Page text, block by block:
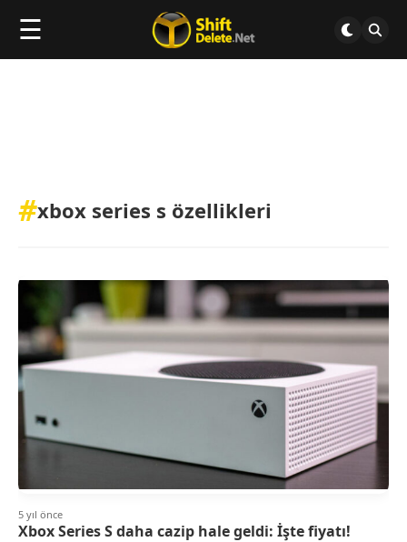
☰
#xbox series s özellikleri
5 yıl önce
Xbox Series S daha cazip hale geldi: İşte fiyatı!